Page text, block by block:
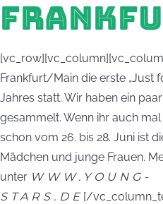
Frankfurt/Main die erste „Just
Jahres statt. Wir haben ein
gesammelt. Wenn ihr auch
schon vom 26. bis 28. Juni ist
Mädchen und junge Frauen.
unter WWW.YOUNG-
STARS.DE [/